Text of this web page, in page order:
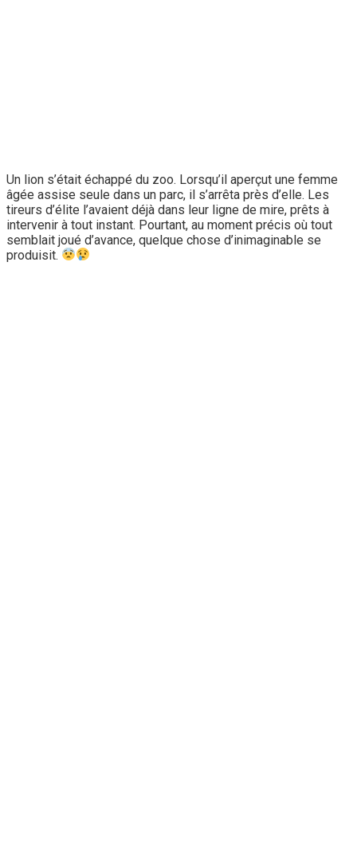
Un lion s’était échappé du zoo. Lorsqu’il aperçut une femme
âgée assise seule dans un parc, il s’arrêta près d’elle. Les
tireurs d’élite l’avaient déjà dans leur ligne de mire, prêts à
intervenir à tout instant. Pourtant, au moment précis où tout
semblait joué d’avance, quelque chose d’inimaginable se
produisit.